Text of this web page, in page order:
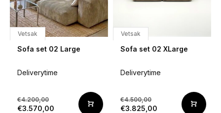
Vetsak
Sofa set 02 Large
Deliverytime
€4.200,00
€3.570,00
Vetsak
Sofa set 02 XLarge
Deliverytime
€4.500,00
€3.825,00